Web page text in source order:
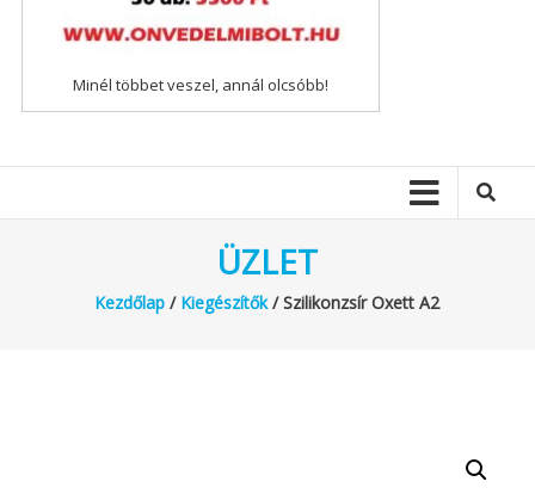
Minél többet veszel, annál olcsóbb!
ÜZLET
Kezdőlap / Kiegészítők/ Szilikonzsír Oxett A2